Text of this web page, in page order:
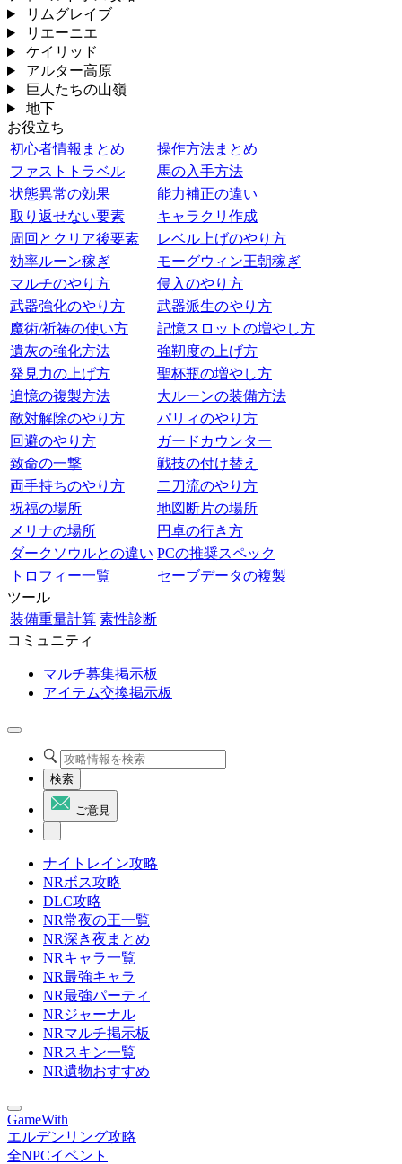
リムグレイブ
リエーニエ
ケイリッド
アルター高原
巨人たちの山嶺
地下
お役立ち
初心者情報まとめ
操作方法まとめ
ファストトラベル
馬の入手方法
状態異常の効果
能力補正の違い
取り返せない要素
キャラクリ作成
周回とクリア後要素
レベル上げのやり方
効率ルーン稼ぎ
モーグウィン王朝稼ぎ
マルチのやり方
侵入のやり方
武器強化のやり方
武器派生のやり方
魔術/祈祷の使い方
記憶スロットの増やし方
遺灰の強化方法
強靭度の上げ方
発見力の上げ方
聖杯瓶の増やし方
追憶の複製方法
大ルーンの装備方法
敵対解除のやり方
パリィのやり方
回避のやり方
ガードカウンター
致命の一撃
戦技の付け替え
両手持ちのやり方
二刀流のやり方
祝福の場所
地図断片の場所
メリナの場所
円卓の行き方
ダークソウルとの違い PCの推奨スペック
トロフィー一覧
セーブデータの複製
ツール
装備重量計算 素性診断
コミュニティ
マルチ募集掲示板
アイテム交換掲示板
検索
ご意見
ナイトレイン攻略
NRボス攻略
DLC攻略
NR常夜の王一覧
NR深き夜まとめ
NRキャラ一覧
NR最強キャラ
NR最強パーティ
NRジャーナル
NRマルチ掲示板
NRスキン一覧
NR遺物おすすめ
GameWith
エルデンリング攻略
全NPCイベント